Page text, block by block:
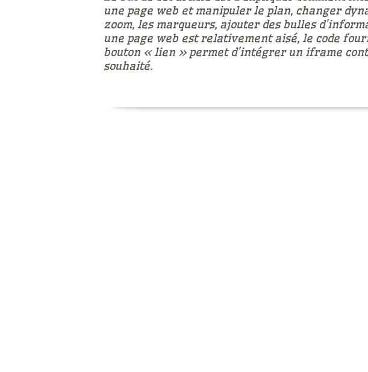
une page web et manipuler le plan, changer
zoom, les marqueurs, ajouter des bulles
une page web est relativement aisé, le code
bouton « lien » permet d'intégrer un iframe
souhaité.